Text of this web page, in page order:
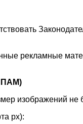
рекламные
изображений не
px):